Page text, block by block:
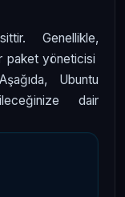
Genellikle,
paket yöneticisi
Ubuntu
dair